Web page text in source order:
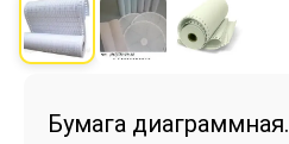
Бумага диаграммная.